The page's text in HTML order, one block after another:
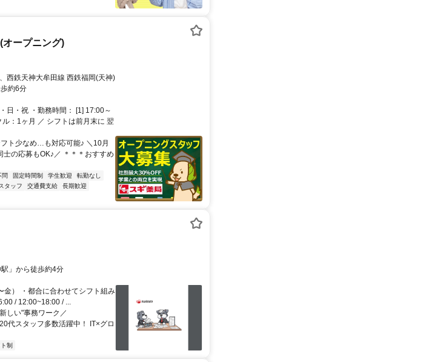
ープニング)
西鉄天神大牟田線 西鉄福岡(天神)
約6分
日・祝 ・勤務時間： [1] 17:00～
：1ヶ月 ／ シフトは前月末に 翌
ト少なめ…も対応可能♪ ＼10月
の応募もOK♪／ ＊＊＊おすすめ
問 固定時間制 学生歓迎
転勤なし
タッフ 交通費支給
長期歓迎
神駅」から徒歩約4分
） ・都合に合わせてシフト組み
/ 12:00~18:00 / ...
しい"事務ワーク／
ッフ多数活躍中！ IT×グロ
制